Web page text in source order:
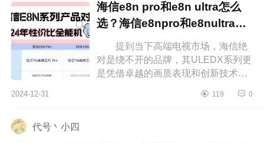
海信e8n pro和e8n ultra怎么
选？海信e8npro和e8nultra区
提到当下高端电视市场，海信绝
对是绕不开的品牌，其ULEDX系列更
是凭借卓越的画质表现和创新技术赢
大家介绍下海信e8npro和e8nultra怎
2024-12-31 119 0
代号丶小四